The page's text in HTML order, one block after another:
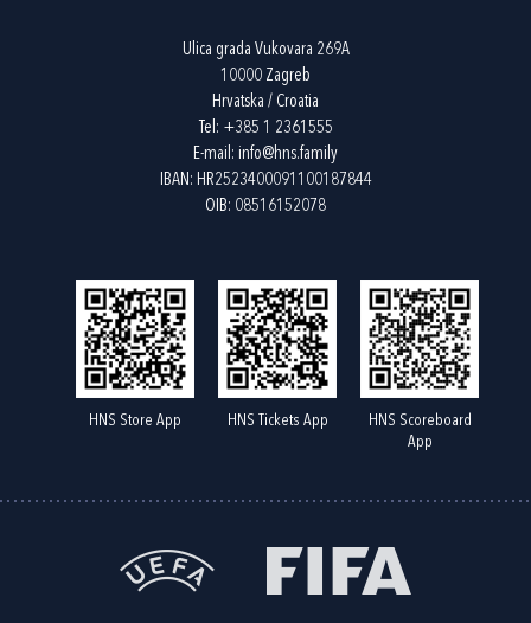
Ulica grada Vukovara 269A
10000 Zagreb
Hrvatska / Croatia
Tel: +385 1 2361555
E-mail: info@hns.family
IBAN: HR2523400091100187844
OIB: 08516152078
HNS Store App HNS Tickets App
HNS Scoreboard
App